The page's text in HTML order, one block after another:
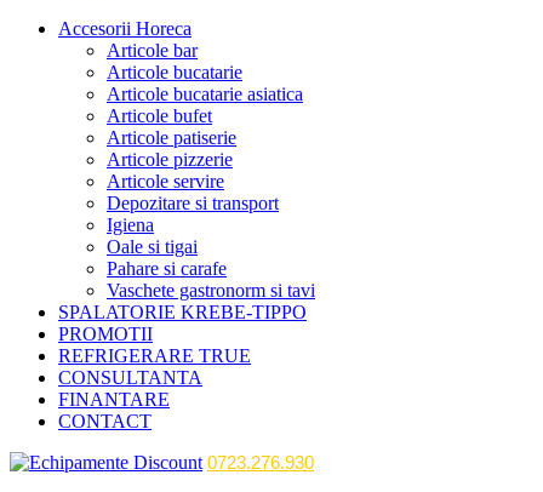
Accesorii Horeca
Articole bar
Articole bucatarie
Articole bucatarie asiatica
Articole bufet
Articole patiserie
Articole pizzerie
Articole servire
Depozitare si transport
Igiena
Oale si tigai
Pahare si carafe
Vaschete gastronorm si tavi
SPALATORIE KREBE-TIPPO
PROMOTII
REFRIGERARE TRUE
CONSULTANTA
FINANTARE
CONTACT
0723.276.930